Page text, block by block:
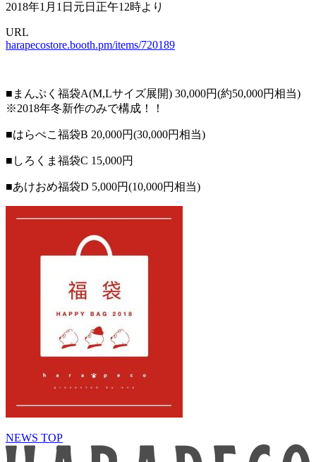
2018年1月1日元日正午12時より
URL
harapecostore.booth.pm/items/720189
■まんぷく福袋A(M,Lサイズ展開) 30,000円(約50,000円相当)
※2018年冬新作のみで構成！！
■はらぺこ福袋B 20,000円(30,000円相当)
■しろくま福袋C 15,000円
■あけおめ福袋D 5,000円(10,000円相当)
NEWS TOP